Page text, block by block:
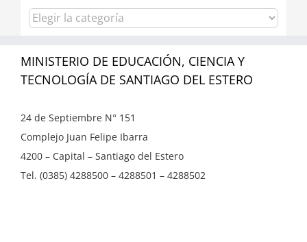
Categorías
MINISTERIO DE EDUCACIÓN, CIENCIA Y
TECNOLOGÍA DE SANTIAGO DEL ESTERO
24 de Septiembre N° 151
Complejo Juan Felipe Ibarra
4200 – Capital – Santiago del Estero
Tel. (0385) 4288500 – 4288501 – 4288502